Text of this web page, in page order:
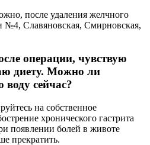
после удаления желчного
№4, Славяновская, Смирновская,
операции, чувствую
диету. Можно ли
сейчас?
на собственное
хронического гастрита
появлении болей в животе
прекратить.